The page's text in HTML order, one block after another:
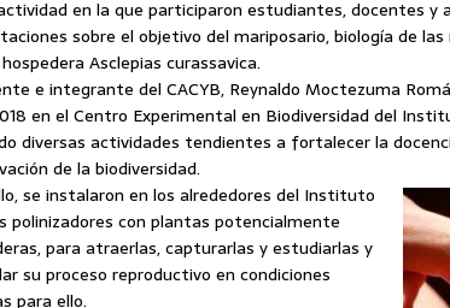
en la que participaron estudiantes, docentes y
sobre el objetivo del mariposario, biología de
Asclepias curassavica.
e integrante del CACYB, Reynaldo Moctezuma
en el Centro Experimental en Biodiversidad del
diversas actividades tendientes a fortalecer la
de la biodiversidad.
se instalaron en los alrededores del Instituto
polinizadores con plantas potencialmente
para atraerlas, capturarlas y estudiarlas y
su proceso reproductivo en condiciones
para ello.